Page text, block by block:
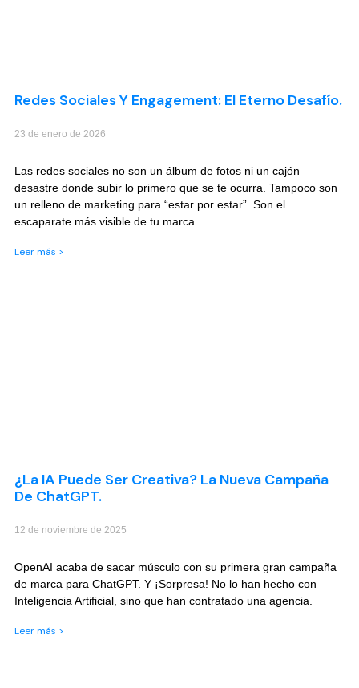
Redes Sociales Y Engagement: El Eterno Desafío.
23 de enero de 2026
Las redes sociales no son un álbum de fotos ni un cajón
desastre donde subir lo primero que se te ocurra. Tampoco son
un relleno de marketing para “estar por estar”. Son el
escaparate más visible de tu marca.
Leer más >
¿La IA Puede Ser Creativa? La Nueva Campaña
De ChatGPT.
12 de noviembre de 2025
OpenAI acaba de sacar músculo con su primera gran campaña
de marca para ChatGPT. Y ¡Sorpresa! No lo han hecho con
Inteligencia Artificial, sino que han contratado una agencia.
Leer más >